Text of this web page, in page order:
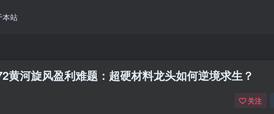
本站
黄河旋风盈利难题：超硬材料龙头如何逆境求生？
关注